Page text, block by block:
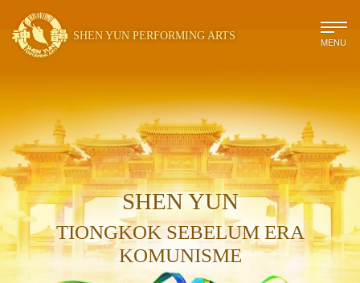
SHEN YUN PERFORMING ARTS MENU
SHEN YUN
TIONGKOK SEBELUM ERA
KOMUNISME